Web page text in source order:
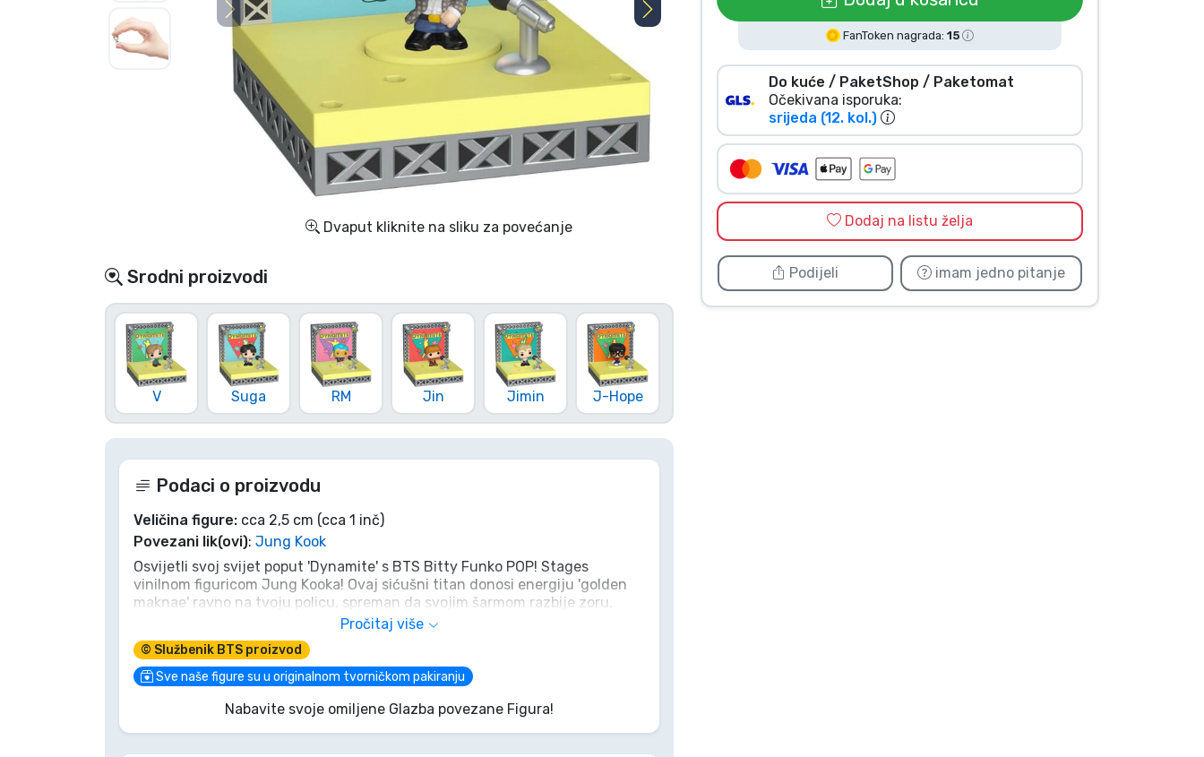
Dvaput kliknite na sliku za povećanje
FanToken nagrada: 15
Do kuće / PaketShop / Paketomat
Očekivana isporuka:
srijeda (12. kol.)
Dodaj na listu želja
Podijeli imam jedno pitanje
Srodni proizvodi
V Suga RM Jin Jimin J-Hope
Podaci o proizvodu
Veličina figure: cca 2,5 cm (cca 1 inč)
Povezani lik(ovi): Jung Kook
Osvijetli svoj svijet poput 'Dynamite' s BTS Bitty Funko POP! Stages
vinilnom figuricom Jung Kooka! Ovaj sićušni titan donosi energiju 'golden
maknae' ravno na tvoju policu, spreman da svojim šarmom razbije zoru.
Nemoj samo skupljati, ponovno proživi scensku magiju – ova mala
superzvijezda je pad mikrofona koji čeka da se dogodi u tvojoj kolekciji!
Pročitaj više
© Službenik BTS proizvod
Sve naše figure su u originalnom tvorničkom pakiranju
Nabavite svoje omiljene Glazba povezane Figura!
TV serija proizvodi
Sportski proizvodi
Glazbeni proizvodi
Vrste proizvoda